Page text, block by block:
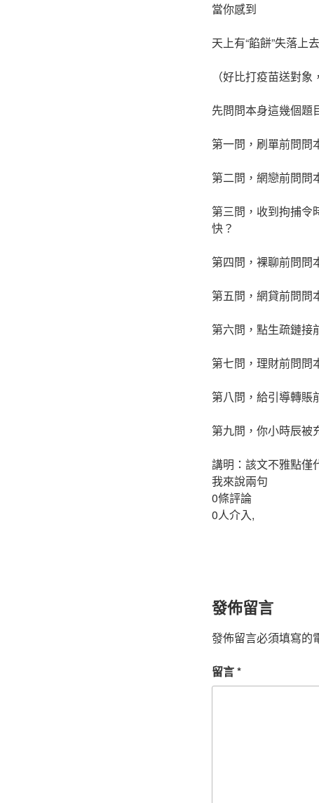
當你感到
天上有“餡餅”失落上
（好比打疫苗送對象
先問問本身這幾個題
第一問，刷單前問問
第二問，網戀前問問
第三問，收到拘捕令
快？
第四問，裸聊前問問
第五問，網貸前問問
第六問，點生疏鏈接
第七問，理財前問問
第八問，給引導轉賬
第九問，你小時辰被
講明：該文不雅點僅
我來說兩句
0條評論
0人介入,
發佈留言
發佈留言必須填寫的
留言*